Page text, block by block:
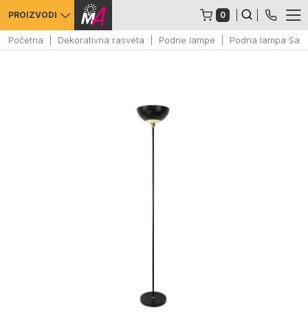
PROIZVODI 0
Početna Dekorativna rasveta Podne lampe Podna lampa